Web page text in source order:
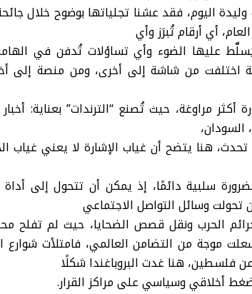
اليوم، فقد عشنا تجلياتها بوضوح خلال
أي أرقام تُبرَز وأي
عليها الضوء وأي تساؤلات تُدفن في
اختلفت من شاشة إلى أخرى، ومن منصة إلى
أكثر مراوغة، حيث تُصنع “الترندات” بعناية:
السودان،
تحدث، هنا يتضح أن غياب الإشارة لا يعني غياب
سلبية دائمًا، إذ يمكن أن تتحول إلى
تحولت وسائل التواصل الاجتماعي
الحرب ونقل قصص الضحايا، حيث لم تفلح
موجة من التضامن العالمي، فامتلأت شوارع
فلسطين، هنا غدت البروباغندا شكلًا
أخلاقي وسياسي على مراكز القرار.